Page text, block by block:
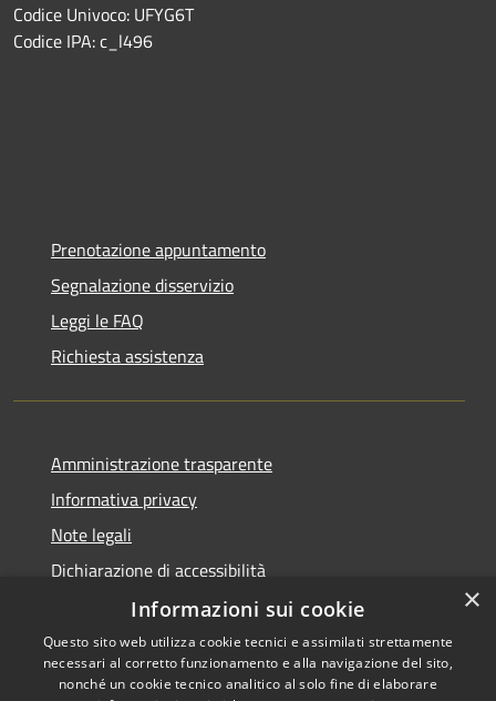
Codice Univoco: UFYG6T
Codice IPA: c_l496
Prenotazione appuntamento
Segnalazione disservizio
Leggi le FAQ
Richiesta assistenza
Amministrazione trasparente
Informativa privacy
Note legali
Dichiarazione di accessibilità
Copyright © 2026 • Comune di
×
Informazioni sui cookie
Questo sito web utilizza cookie tecnici e assimilati strettamente
necessari al corretto funzionamento e alla navigazione del sito,
nonché un cookie tecnico analitico al solo fine di elaborare